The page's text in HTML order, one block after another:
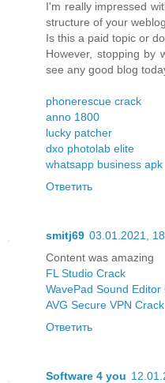
I'm really impressed
structure of your weblog.
Is this a paid topic or
However, stopping by
see any good blog
phonerescue crack
anno 1800
lucky patcher
dxo photolab elite
whatsapp business apk
Ответить
smitj69 03.01.2021,
Content was amazing
FL Studio Crack
WavePad Sound Editor
AVG Secure VPN Crack
Ответить
Software 4 you